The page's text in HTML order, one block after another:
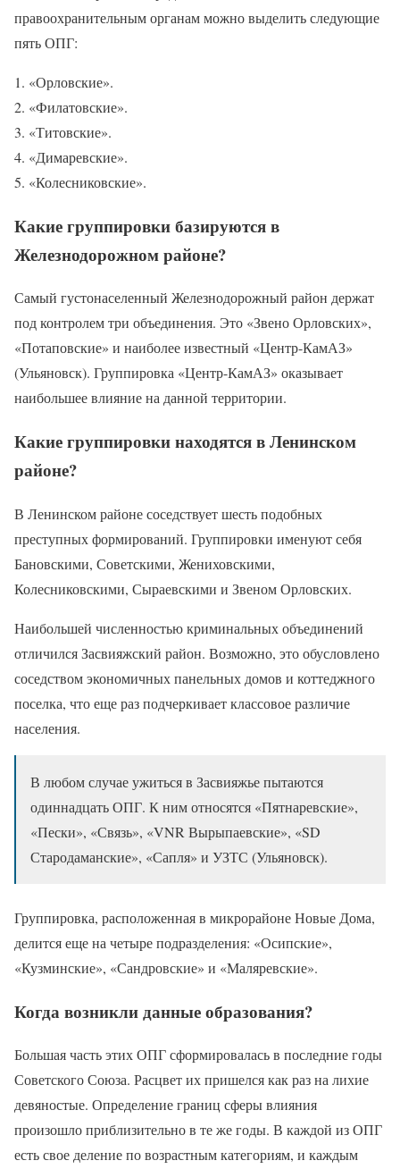
правоохранительным органам можно выделить следующие
пять ОПГ:
«Орловские».
«Филатовские».
«Титовские».
«Димаревские».
«Колесниковские».
Какие группировки базируются в
Железнодорожном районе?
Самый густонаселенный Железнодорожный район держат
под контролем три объединения. Это «Звено Орловских»,
«Потаповские» и наиболее известный «Центр-КамАЗ»
(Ульяновск). Группировка «Центр-КамАЗ» оказывает
наибольшее влияние на данной территории.
Какие группировки находятся в Ленинском
районе?
В Ленинском районе соседствует шесть подобных
преступных формирований. Группировки именуют себя
Бановскими, Советскими, Жениховскими,
Колесниковскими, Сыраевскими и Звеном Орловских.
Наибольшей численностью криминальных объединений
отличился Засвияжский район. Возможно, это обусловлено
соседством экономичных панельных домов и коттеджного
поселка, что еще раз подчеркивает классовое различие
населения.
В любом случае ужиться в Засвияжье пытаются
одиннадцать ОПГ. К ним относятся «Пятнаревские»,
«Пески», «Связь», «VNR Вырыпаевские», «SD
Стародаманские», «Сапля» и УЗТС (Ульяновск).
Группировка, расположенная в микрорайоне Новые Дома,
делится еще на четыре подразделения: «Осипские»,
«Кузминские», «Сандровские» и «Маляревские».
Когда возникли данные образования?
Большая часть этих ОПГ сформировалась в последние годы
Советского Союза. Расцвет их пришелся как раз на лихие
девяностые. Определение границ сферы влияния
произошло приблизительно в те же годы. В каждой из ОПГ
есть свое деление по возрастным категориям, и каждым